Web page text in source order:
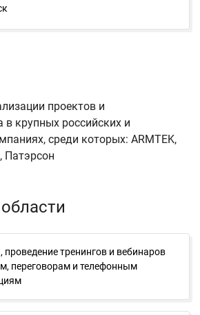
проектов и
в крупных российских и
среди которых: ARMTEK,
Патэрсон
проведение тренингов и вебинаров
переговорам и телефонным